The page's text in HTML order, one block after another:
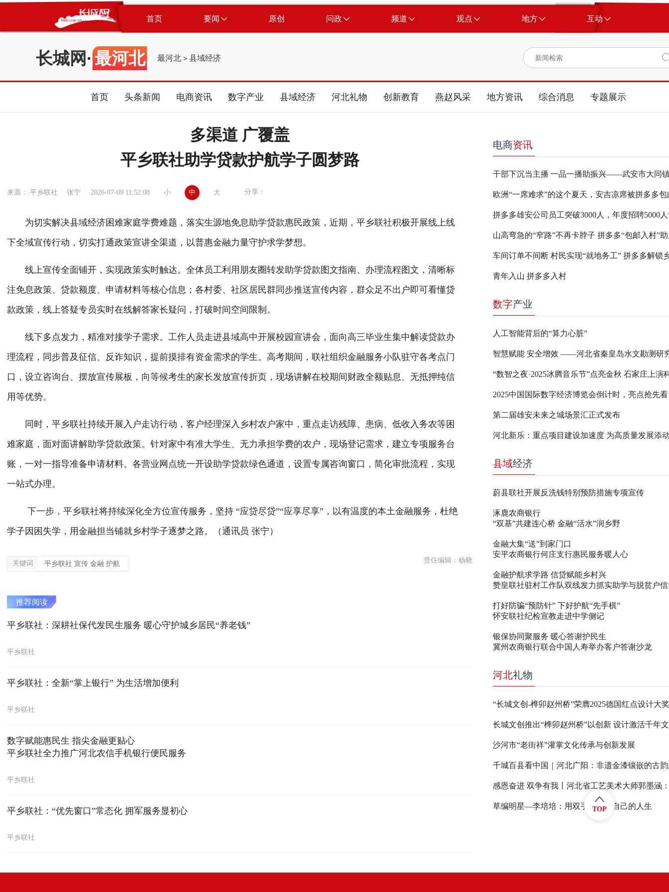
首页 要闻 原创 问政 频道 观点 地方 互动
长城网 ·最河北 最河北 > 县域经济
首页 头条新闻 电商资讯 数字产业 县域经济 河北礼物 创新教育 燕赵风采 地方资讯 综合消息 专题展示
多渠道 广覆盖
平乡联社助学贷款护航学子圆梦路
来源： 平乡联社 张宁 2026-07-09 11:52:08 小 中 大 分享：
为切实解决县域经济困难家庭学费难题，落实生源地免息助学贷款惠民政策，近期 ，平乡联社积极开展线上线
下全域宣传行动，切实打通政策宣讲全渠道，以普惠金融力量守护求学梦想。
线上宣传全面铺开，实现政策实时触达。全体员工利用朋友圈转发助学贷款图文指南、办理流程 图文 ，清晰标
注免息政策、贷款额度、申请材料等核心信息；各村委、社区居民群同步推送宣传内容，群众足不出户即可看懂贷
款政策，线上答疑专员实时在线解答家长疑问，打破时间空间限制。
线下多点发力，精准对接学子需求。工作人员走进县域高中开展校园宣讲会，面向高三毕业生集中解读贷款办
理流程，同步普及征信、反诈知识，提前摸排有资金需求的学生。 高考期间，联社组织金融服务小队驻守各考点门
口，设立咨询台、摆放宣传展板，向等候考生的家长发放宣传折页，现场讲解在校期间财政全额贴息、无抵押纯信
用等优势。
同时，平乡联社持续开展入户走访行动，客户经理深入乡村农户家中，重点走访残障、患病、低收入务农等困
难家庭，面对面讲解助学贷款政策。针对家中有准大学生、无力承担学费的农户，现场登记需求，建立专项服务台
账，一对一指导准备申请材料。各营业网点统一开设助学贷款绿色通道，设置专属咨询窗口，简化审批流程，实现
一站式办理。
下一步，平乡联社将持续深化全方位宣传服务，坚持 “应贷尽贷”“应享尽享” ，以有温度的本土金融服务，杜绝
学子因 困 失学，用金融担当铺就乡村学子逐梦之路。 （通讯员 张宁 ）
关键词 平乡联社 宣传 金融 护航 责任编辑：杨晓
推荐阅读
平乡联社：深耕社保代发民生服务 暖心守护城乡居民“养老钱”
平乡联社
平乡联社：全新“掌上银行” 为生活增加便利
平乡联社
数字赋能惠民生 指尖金融更贴心
平乡联社全力推广河北农信手机银行便民服务
平乡联社
平乡联社：“优先窗口”常态化 拥军服务显初心
平乡联社
电商资讯
青年入山 拼多多入村
数字产业
人工智能背后的“算力心脏”
2025中国国际数字经济博览会倒计时，亮点抢先看
第二届雄安未来之城场景汇正式发布
河北新乐：重点项目建设加速度 为高质量发展添
县域经济
蔚县联社开展反洗钱特别预防措施专项宣传
涿鹿农商银行
“双基”共建连心桥 金融“活水”润乡野
金融大集“送”到家门口
安平农商银行何庄支行惠民服务暖人心
金融护航求学路 信贷赋能乡村兴
赞皇联社驻村工作队双线发力抓实助学与脱贫户
打好防骗“预防针” 下好护航“先手棋”
怀安联社纪检宣教走进中学侧记
银保协同聚服务 暖心答谢护民生
冀州农商银行联合中国人寿举办客户答谢沙龙
河北礼物
“长城文创-榫卯赵州桥”荣膺2025德国红点设计大奖
长城文创推出“榫卯赵州桥”以创新 设计激活千年
沙河市“老街祥”灌掌文化传承与创新发展
千城百县看中国｜河北广阳：非遗金漆镶嵌的古
草编明星—李培培：用双手编织起自己的人生
TOP